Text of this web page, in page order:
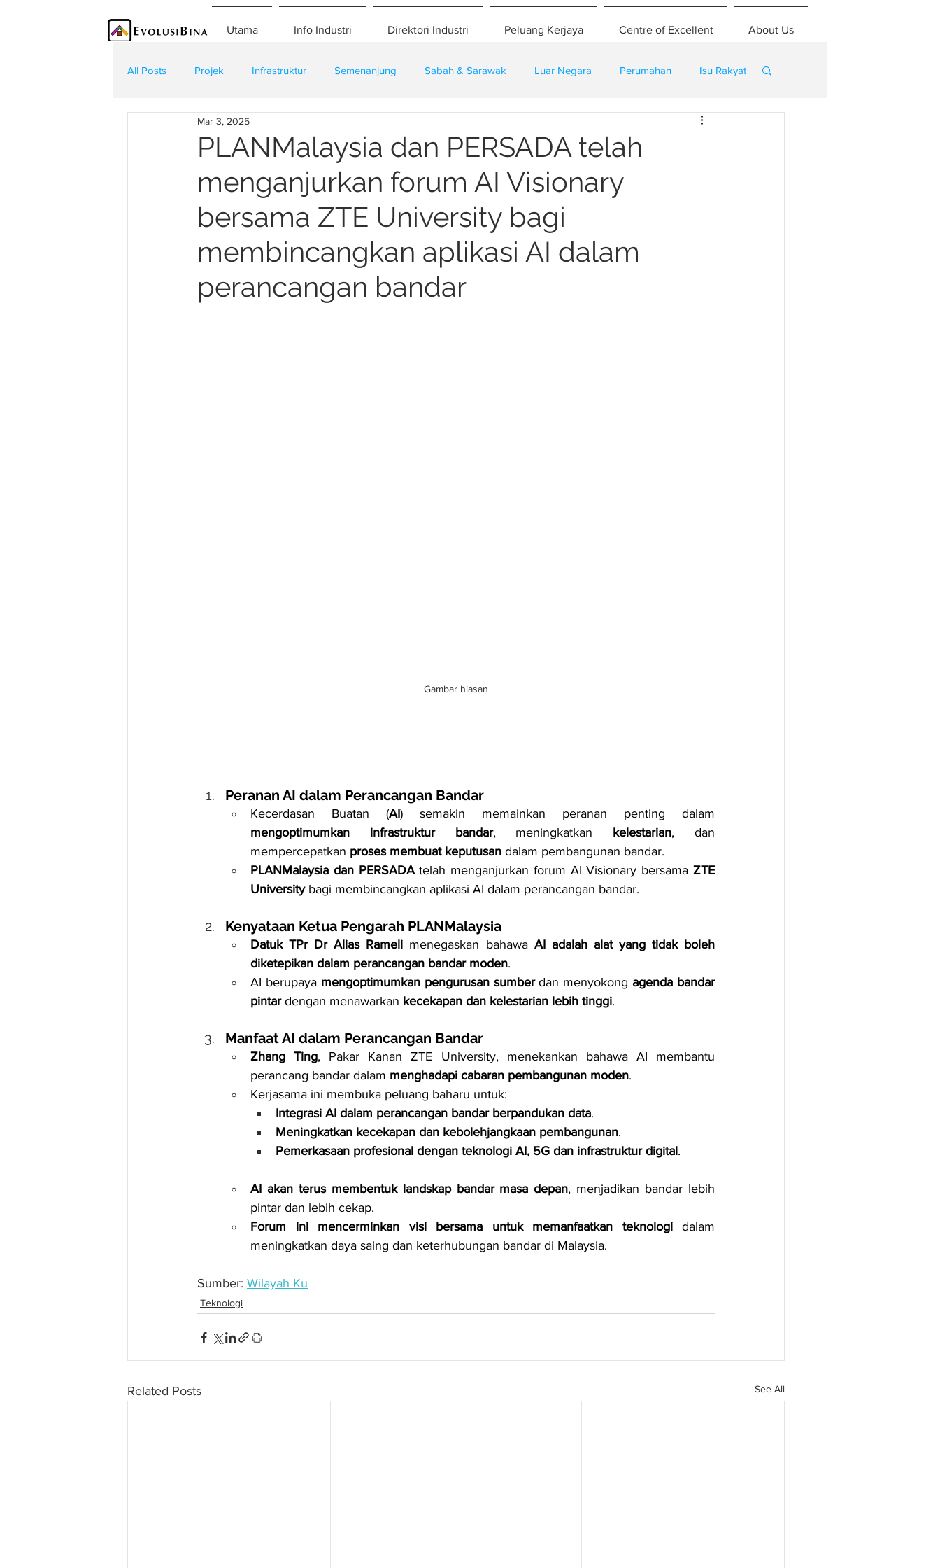
Utama Info Industri Direktori Industri Peluang Kerjaya Centre of Excellent About Us
All Posts Projek Infrastruktur Semenanjung Sabah & Sarawak Luar Negara Perumahan Isu Rakyat
Teknologi Kontraktor
PLANMalaysia dan PERSADA telah
menganjurkan forum AI Visionary
bersama ZTE University bagi
membincangkan aplikasi AI dalam
perancangan bandar
Mar 3, 2025
Gambar hiasan
Peranan AI dalam Perancangan Bandar
Kecerdasan Buatan (AI
mengoptimumkan infrastruktur bandar, meningkatkan kelestarian, dan
mempercepatkan proses membuat keputusan dalam pembangunan bandar.
PLANMalaysia dan PERSADA telah menganjurkan forum AI Visionary bersama ZTE
University bagi membincangkan aplikasi AI dalam perancangan bandar.
Kenyataan Ketua Pengarah PLANMalaysia
Datuk TPr Dr Alias Rameli menegaskan bahawa AI adalah alat yang tidak boleh
diketepikan dalam perancangan bandar moden.
AI berupaya mengoptimumkan pengurusan sumber dan menyokong agenda bandar
pintar dengan menawarkan kecekapan dan kelestarian lebih tinggi.
Manfaat AI dalam Perancangan Bandar
Zhang Ting, Pakar Kanan ZTE University, menekankan bahawa AI membantu
perancang bandar dalam menghadapi cabaran pembangunan moden.
Kerjasama ini membuka peluang baharu untuk:
Integrasi AI dalam perancangan bandar berpandukan data.
Meningkatkan kecekapan dan kebolehjangkaan pembangunan.
Pemerkasaan profesional dengan teknologi AI, 5G dan infrastruktur digital.
AI akan terus membentuk landskap bandar masa depan, menjadikan bandar lebih
pintar dan lebih cekap.
Forum ini mencerminkan visi bersama untuk memanfaatkan teknologi dalam
meningkatkan daya saing dan keterhubungan bandar di Malaysia.
Sumber: Wilayah Ku
Teknologi
Related Posts See All